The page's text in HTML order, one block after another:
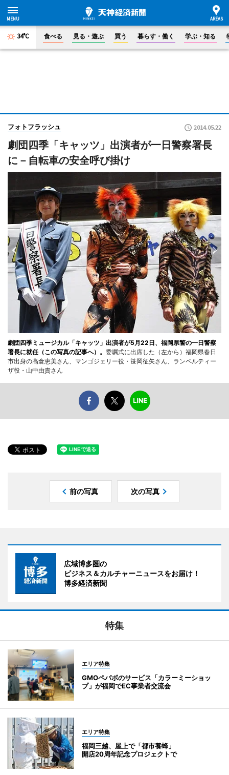
34°C 食べる 見る・遊ぶ 買う 暮らす・働く 学ぶ・知る
フォトフラッシュ 2014.05.22
劇団四季「キャッツ」出演者が一日警察署長
に－自転車の安全呼び掛け
劇団四季ミュージカル「キャッツ」出演者が5月22日、福岡県警の一日警察
署長に就任（この写真の記事へ）。 委嘱式に出席した（左から）福岡県春日
市出身の高倉恵美さん、マンゴジェリー役・笹岡征矢さん、ランペルティー
ザ役・山中由貴さん
前の写真 次の写真
広域博多圏の
ビジネス＆カルチャーニュースをお届け！
博多経済新聞
特集
エリア特集
GMOペパボのサービス「カラーミーショッ
プ」が福岡でEC事業者交流会
エリア特集
福岡三越、屋上で「都市養蜂」
開店20周年記念プロジェクトで